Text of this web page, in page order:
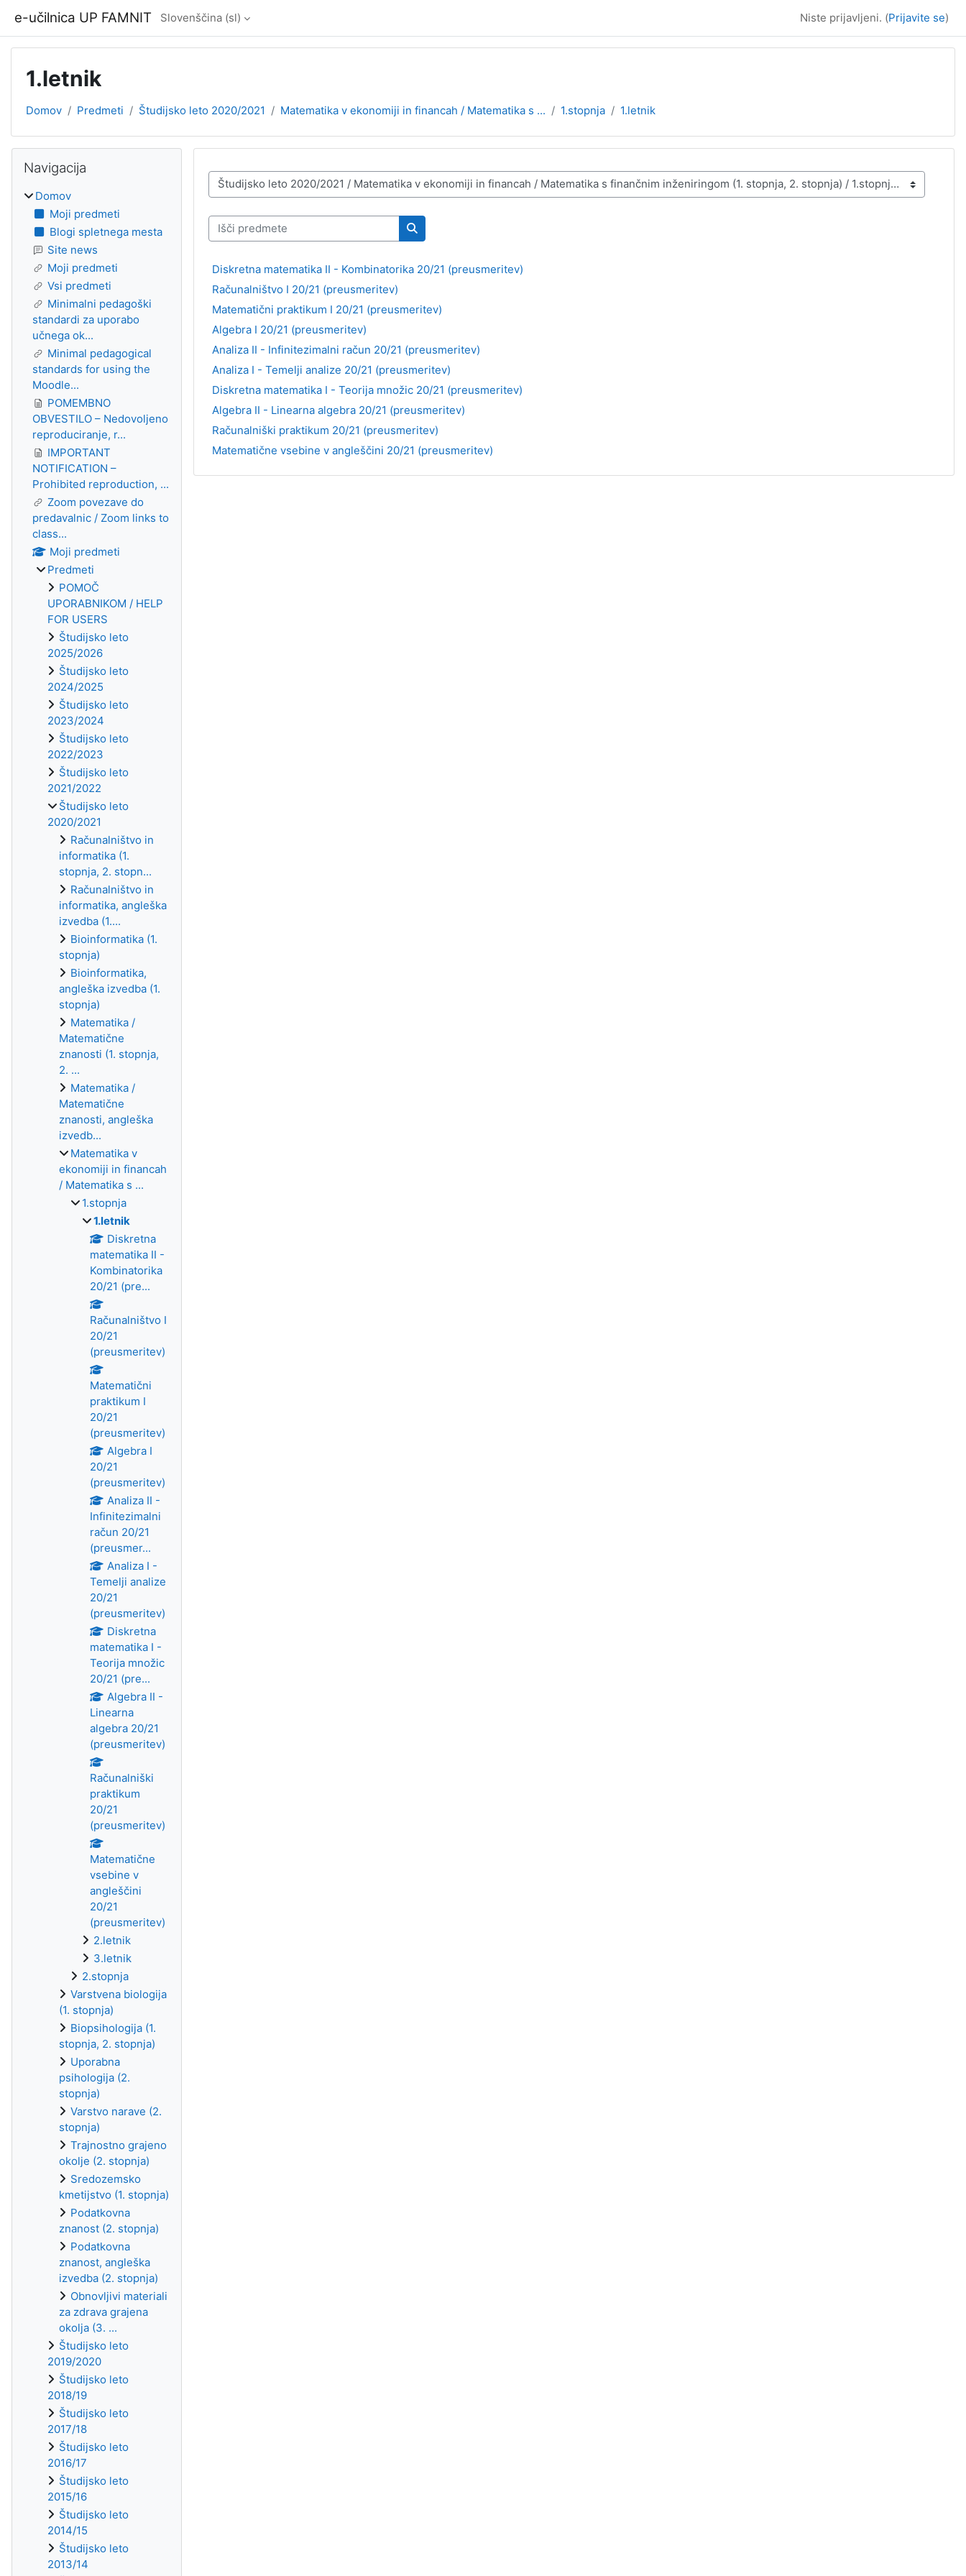
e-učilnica UP FAMNIT Slovenščina ‎(sl)‎ Niste prijavljeni. (Prijavite se)
1.letnik
Domov Predmeti Študijsko leto 2020/2021 Matematika v ekonomiji in financah / Matematika s ... 1.stopnja 1.letnik
Kategorije predmetov
Išči predmete
Išči predmete
Diskretna matematika II - Kombinatorika 20/21 (preusmeritev)
Računalništvo I 20/21 (preusmeritev)
Matematični praktikum I 20/21 (preusmeritev)
Algebra I 20/21 (preusmeritev)
Analiza II - Infinitezimalni račun 20/21 (preusmeritev)
Analiza I - Temelji analize 20/21 (preusmeritev)
Diskretna matematika I - Teorija množic 20/21 (preusmeritev)
Algebra II - Linearna algebra 20/21 (preusmeritev)
Računalniški praktikum 20/21 (preusmeritev)
Matematične vsebine v angleščini 20/21 (preusmeritev)
Bloki
Navigacija
Domov
Moji predmeti
Blogi spletnega mesta
Site news
Moji predmeti
Vsi predmeti
Minimalni pedagoški
standardi za uporabo
učnega ok...
Minimal pedagogical
standards for using the
Moodle...
POMEMBNO
OBVESTILO – Nedovoljeno
reproduciranje, r...
IMPORTANT
NOTIFICATION –
Prohibited reproduction, ...
Zoom povezave do
predavalnic / Zoom links to
class...
Moji predmeti
Predmeti
POMOČ
UPORABNIKOM / HELP
FOR USERS
Študijsko leto
2025/2026
Študijsko leto
2024/2025
Študijsko leto
2023/2024
Študijsko leto
2022/2023
Študijsko leto
2021/2022
Študijsko leto
2020/2021
Računalništvo in
informatika (1.
stopnja, 2. stopn...
Računalništvo in
informatika, angleška
izvedba (1....
Bioinformatika (1.
stopnja)
Bioinformatika,
angleška izvedba (1.
stopnja)
Matematika /
Matematične
znanosti (1. stopnja,
2. ...
Matematika /
Matematične
znanosti, angleška
izvedb...
Matematika v
ekonomiji in financah
/ Matematika s ...
1.stopnja
1.letnik
Diskretna
matematika II -
Kombinatorika
20/21 (pre...
Računalništvo I
20/21
(preusmeritev)
Matematični
praktikum I
20/21
(preusmeritev)
Algebra I
20/21
(preusmeritev)
Analiza II -
Infinitezimalni
račun 20/21
(preusmer...
Analiza I -
Temelji analize
20/21
(preusmeritev)
Diskretna
matematika I -
Teorija množic
20/21 (pre...
Algebra II -
Linearna
algebra 20/21
(preusmeritev)
Računalniški
praktikum
20/21
(preusmeritev)
Matematične
vsebine v
angleščini
20/21
(preusmeritev)
2.letnik
3.letnik
2.stopnja
Varstvena biologija
(1. stopnja)
Biopsihologija (1.
stopnja, 2. stopnja)
Uporabna
psihologija (2.
stopnja)
Varstvo narave (2.
stopnja)
Trajnostno grajeno
okolje (2. stopnja)
Sredozemsko
kmetijstvo (1. stopnja)
Podatkovna
znanost (2. stopnja)
Podatkovna
znanost, angleška
izvedba (2. stopnja)
Obnovljivi materiali
za zdrava grajena
okolja (3. ...
Študijsko leto
2019/2020
Študijsko leto
2018/19
Študijsko leto
2017/18
Študijsko leto
2016/17
Študijsko leto
2015/16
Študijsko leto
2014/15
Študijsko leto
2013/14